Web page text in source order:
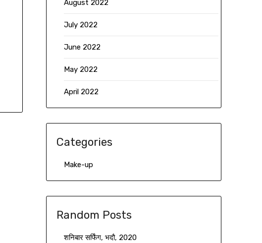
August 2022
July 2022
June 2022
May 2022
April 2022
Categories
Make-up
Random Posts
शनिबार सर्फिंग, भदौ, 2020